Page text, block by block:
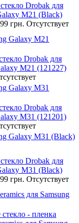
Drobak для
М21 (Black)
грн. Отсутствует
Galaxy М21
Drobak для
М21 (121227)
Galaxy М31
Drobak для
М31 (121201)
Galaxy М31 (Black)
Drobak для
М31 (Black)
грн. Отсутствует
для Samsung
- пленка